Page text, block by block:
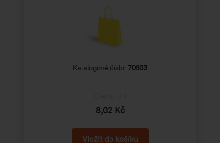
Katalogové číslo: 70903
8,02 Kč